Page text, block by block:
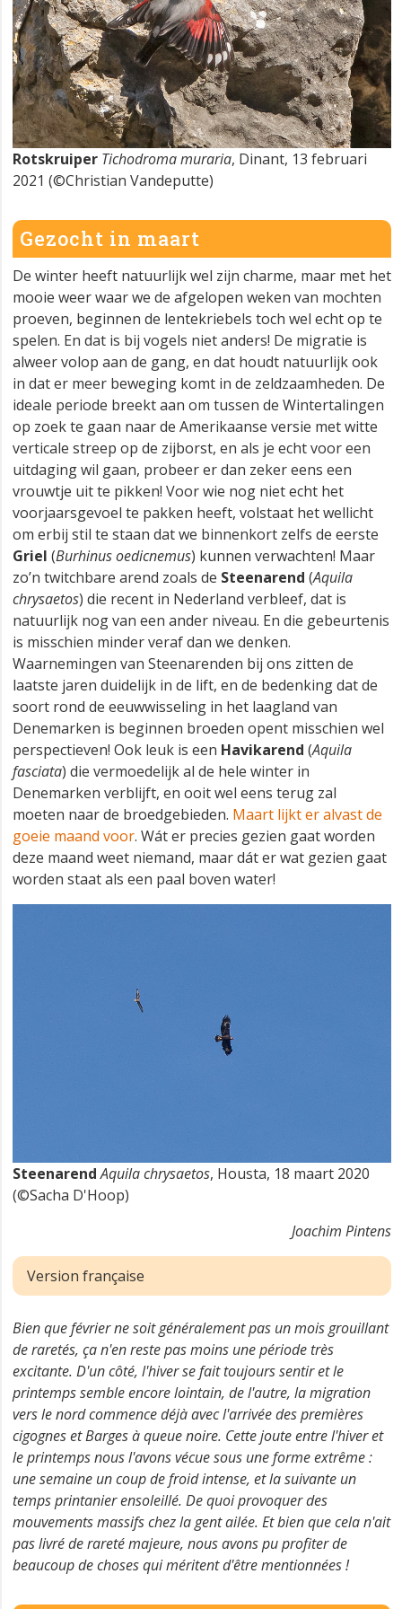
Rotskruiper Tichodroma muraria, Dinant, 13 februari
2021 (©Christian Vandeputte)
Gezocht in maart
De winter heeft natuurlijk wel zijn charme, maar met het
mooie weer waar we de afgelopen weken van mochten
proeven, beginnen de lentekriebels toch wel echt op te
spelen. En dat is bij vogels niet anders! De migratie is
alweer volop aan de gang, en dat houdt natuurlijk ook
in dat er meer beweging komt in de zeldzaamheden. De
ideale periode breekt aan om tussen de Wintertalingen
op zoek te gaan naar de Amerikaanse versie met witte
verticale streep op de zijborst, en als je echt voor een
uitdaging wil gaan, probeer er dan zeker eens een
vrouwtje uit te pikken! Voor wie nog niet echt het
voorjaarsgevoel te pakken heeft, volstaat het wellicht
om erbij stil te staan dat we binnenkort zelfs de eerste
Griel (Burhinus oedicnemus) kunnen verwachten! Maar
zo’n twitchbare arend zoals de Steenarend (Aquila
chrysaetos) die recent in Nederland verbleef, dat is
natuurlijk nog van een ander niveau. En die gebeurtenis
is misschien minder veraf dan we denken.
Waarnemingen van Steenarenden bij ons zitten de
laatste jaren duidelijk in de lift, en de bedenking dat de
soort rond de eeuwwisseling in het laagland van
Denemarken is beginnen broeden opent misschien wel
perspectieven! Ook leuk is een Havikarend (Aquila
fasciata) die vermoedelijk al de hele winter in
Denemarken verblijft, en ooit wel eens terug zal
moeten naar de broedgebieden. Maart lijkt er alvast de
goeie maand voor. Wát er precies gezien gaat worden
deze maand weet niemand, maar dát er wat gezien gaat
worden staat als een paal boven water!
Steenarend Aquila chrysaetos, Housta, 18 maart 2020
(©Sacha D'Hoop)
Joachim Pintens
Version française
Bien que février ne soit généralement pas un mois grouillant
de raretés, ça n'en reste pas moins une période très
excitante. D'un côté, l'hiver se fait toujours sentir et le
printemps semble encore lointain, de l'autre, la migration
vers le nord commence déjà avec l'arrivée des premières
cigognes et Barges à queue noire. Cette joute entre l'hiver et
le printemps nous l'avons vécue sous une forme extrême :
une semaine un coup de froid intense, et la suivante un
temps printanier ensoleillé. De quoi provoquer des
mouvements massifs chez la gent ailée. Et bien que cela n'ait
pas livré de rareté majeure, nous avons pu profiter de
beaucoup de choses qui méritent d'être mentionnées !